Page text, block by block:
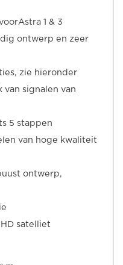
1 & 3
ontwerp en zeer
zie hieronder
van signalen van
5 stappen
van hoge kwaliteit
ontwerp,
satelliet